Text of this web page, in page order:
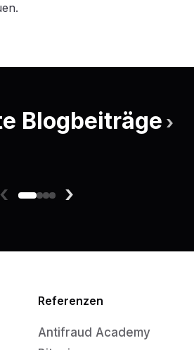
Blogbeiträge ›
‹ ›
Referenzen
Antifraud Academy